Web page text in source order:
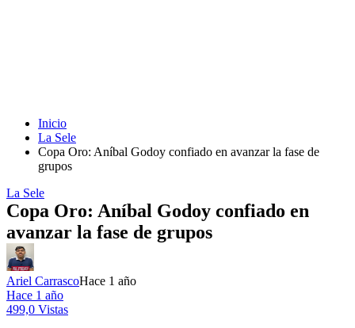
Inicio
La Sele
Copa Oro: Aníbal Godoy confiado en avanzar la fase de
grupos
La Sele
Copa Oro: Aníbal Godoy confiado en
avanzar la fase de grupos
Ariel CarrascoHace 1 año
Hace 1 año
499,0 Vistas